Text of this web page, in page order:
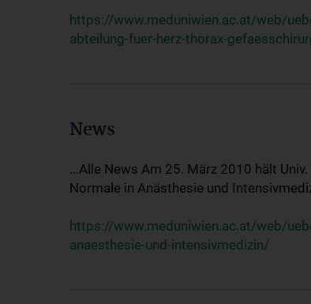
https://www.meduniwien.ac.at/web/
abteilung-fuer-herz-thorax-
News
...Alle News Am 25. März 2010 hält
Normale in Anästhesie und
https://www.meduniwien.ac.at/web/
anaesthesie-und-intensivmedizin/